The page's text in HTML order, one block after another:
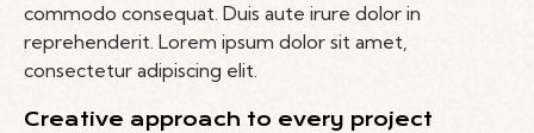
commodo consequat. Duis aute irure dolor in
reprehenderit. Lorem ipsum dolor sit amet,
consectetur adipiscing elit.
Creative approach to every project